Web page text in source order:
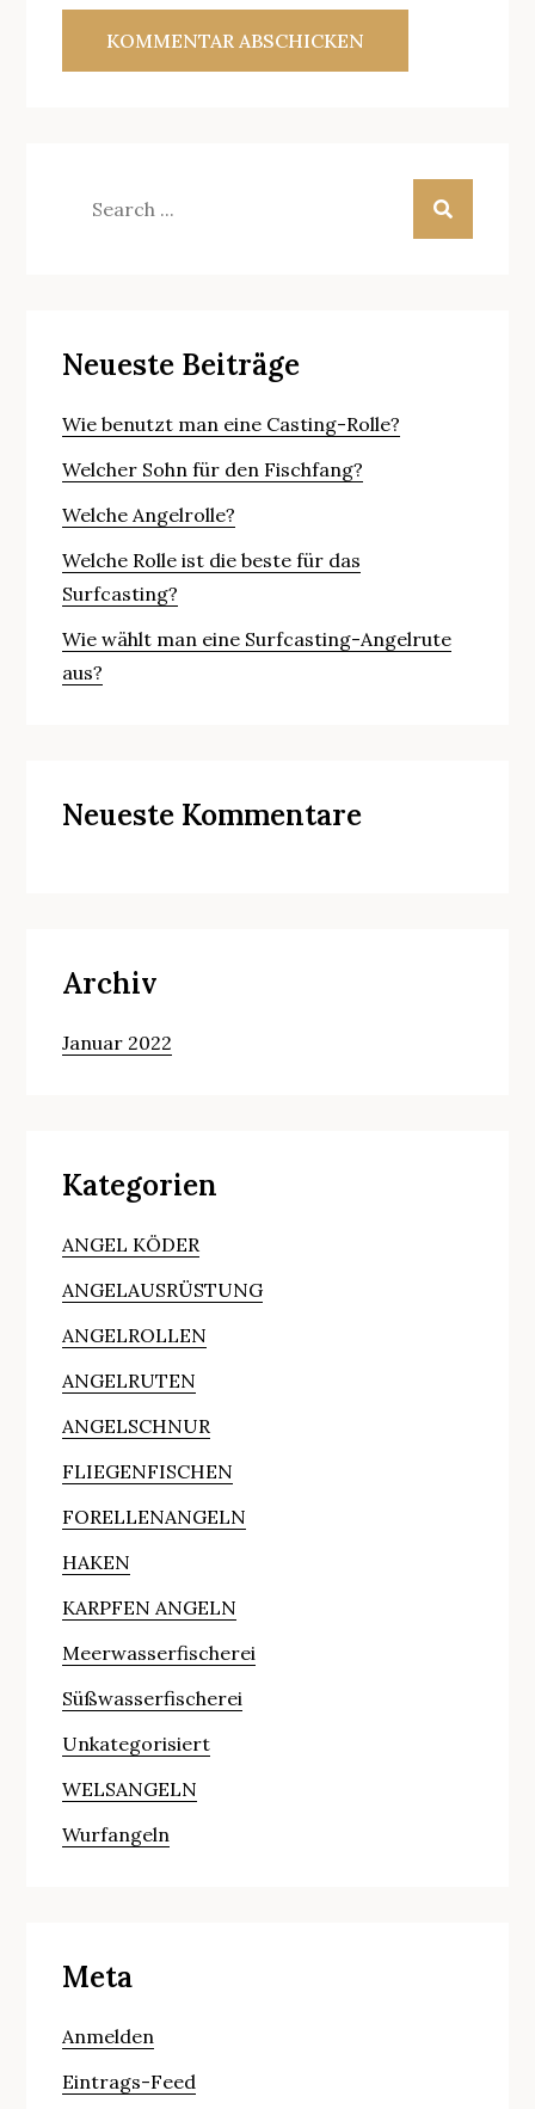
Neueste Beiträge
Wie benutzt man eine Casting-Rolle?
Welcher Sohn für den Fischfang?
Welche Angelrolle?
Welche Rolle ist die beste für das
Surfcasting?
Wie wählt man eine Surfcasting-Angelrute
aus?
Neueste Kommentare
Archiv
Januar 2022
Kategorien
ANGEL KÖDER
ANGELAUSRÜSTUNG
ANGELROLLEN
ANGELRUTEN
ANGELSCHNUR
FLIEGENFISCHEN
FORELLENANGELN
HAKEN
KARPFEN ANGELN
Meerwasserfischerei
Süßwasserfischerei
Unkategorisiert
WELSANGELN
Wurfangeln
Meta
Anmelden
Eintrags-Feed